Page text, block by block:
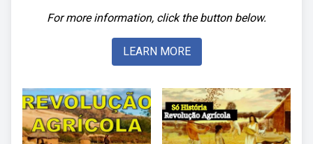
For more information, click the button below.
LEARN MORE